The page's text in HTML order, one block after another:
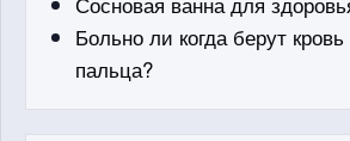
Больно ли когда берут
пальца?